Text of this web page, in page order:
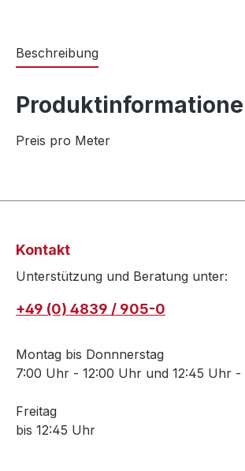
Beschreibung
Preis pro Meter
Kontakt
Unterstützung und Beratung unter:
+49 (0) 4839 / 905-0
Montag bis Donnnerstag
7:00 Uhr - 12:00 Uhr und 12:45 Uhr -
Freitag
bis 12:45 Uhr